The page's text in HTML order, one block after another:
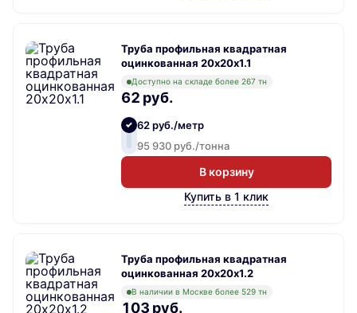
Труба профильная квадратная
оцинкованная 20х20х1.1
Доступно на складе более 267 тн
62 руб.
62 руб./метр
95 930 руб./тонна
В корзину
Купить в 1 клик
Труба профильная квадратная
оцинкованная 20х20х1.2
В наличии в Москве более 529 тн
103 руб.